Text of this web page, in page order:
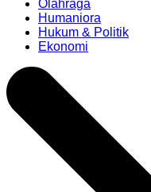
Olahraga
Humaniora
Hukum & Politik
Ekonomi